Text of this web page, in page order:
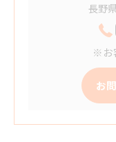
長野
※お
お